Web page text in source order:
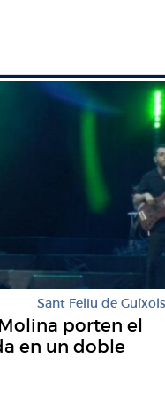
Sant Feliu de Guíxols
porten el
en un doble